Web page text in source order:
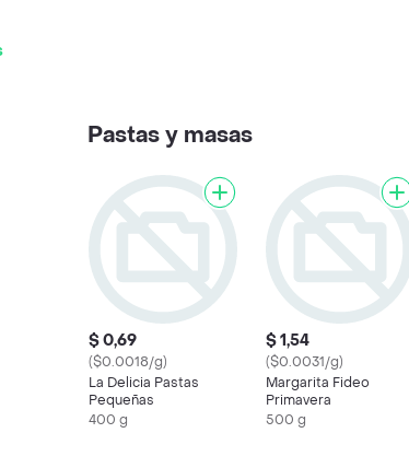
Pastas y masas
$ 0,69
($0.0018/g)
La Delicia Pastas
Pequeñas
400 g
$ 1,54
($0.0031/g)
Margarita Fideo
Primavera
500 g